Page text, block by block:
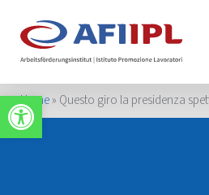
Apri la barra degli strumenti
Home» Questo giro la presidenza